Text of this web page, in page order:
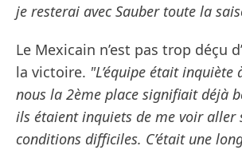
je resterai avec Sauber toute la
Le Mexicain n’est pas trop déçu
la victoire. "L’équipe était
nous la 2ème place signifiait déjà
ils étaient inquiets de me voir aller
conditions difficiles. C’était une